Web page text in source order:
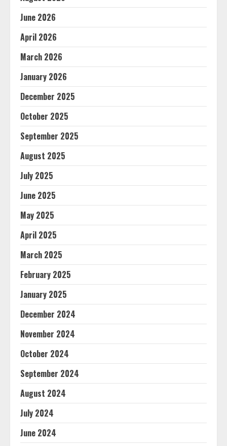
June 2026
April 2026
March 2026
January 2026
December 2025
October 2025
September 2025
August 2025
July 2025
June 2025
May 2025
April 2025
March 2025
February 2025
January 2025
December 2024
November 2024
October 2024
September 2024
August 2024
July 2024
June 2024